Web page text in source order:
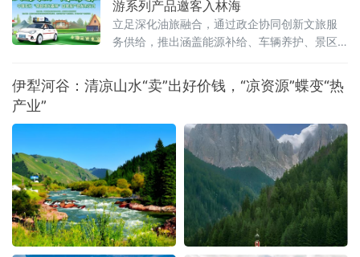
新内涵。齐齐哈尔烤肉的历史，可追溯至新石器时代嫩江
游系列产品邀客入林海
立足深化油旅融合，通过政企协同创新文旅服
务供给，推出涵盖能源补给、车辆养护、景区
全省文旅产业提质升级探索新路径。黑龙江省
文化和旅游厅副厅长蒋兴成、中国石化黑龙江
尔滨市文化广电和旅
伊犁河谷：清凉山水“卖”出好价钱，“凉资源”蝶变“热
产业”